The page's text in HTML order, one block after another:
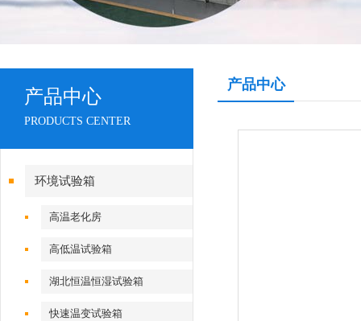
产品中心
PRODUCTS CENTER
环境试验箱
高温老化房
高低温试验箱
湖北恒温恒湿试验箱
快速温变试验箱
产品中心